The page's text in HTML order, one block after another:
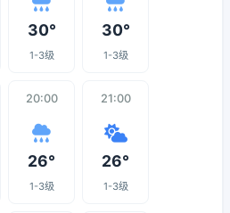
30°
1-3级
30°
1-3级
20:00
26°
1-3级
21:00
26°
1-3级